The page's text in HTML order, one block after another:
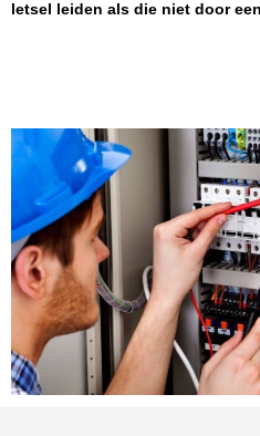
letsel leiden als die niet door